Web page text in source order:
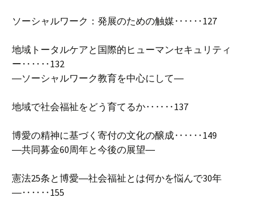
ソーシャルワーク：発展のための触媒‥‥‥127
地域トータルケアと国際的ヒューマンセキュリティ
ー‥‥‥132
―ソーシャルワーク教育を中心にして―
地域で社会福祉をどう育てるか‥‥‥137
博愛の精神に基づく寄付の文化の醸成‥‥‥149
―共同募金60周年と今後の展望―
憲法25条と博愛―社会福祉とは何かを悩んで30年
―‥‥‥155